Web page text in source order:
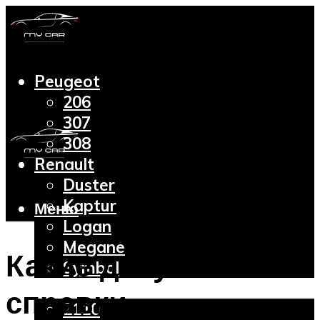
Peugeot
206
307
308
Renault
Duster
Kaptur
Logan
Megane
Symbol
2110
Меню
Какие документы и
справки